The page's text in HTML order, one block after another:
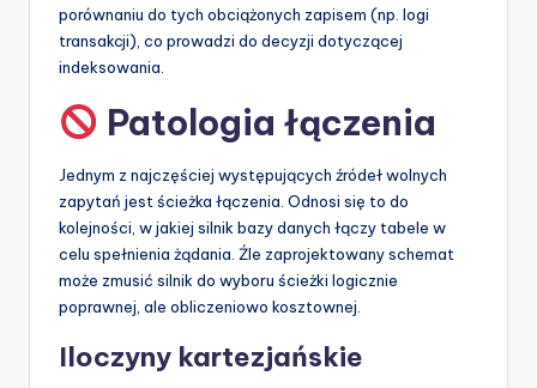
porównaniu do tych obciążonych zapisem (np. logi
transakcji), co prowadzi do decyzji dotyczącej
indeksowania.
Patologia łączenia
Jednym z najczęściej występujących źródeł wolnych
zapytań jest ścieżka łączenia. Odnosi się to do
kolejności, w jakiej silnik bazy danych łączy tabele w
celu spełnienia żądania. Źle zaprojektowany schemat
może zmusić silnik do wyboru ścieżki logicznie
poprawnej, ale obliczeniowo kosztownej.
Iloczyny kartezjańskie